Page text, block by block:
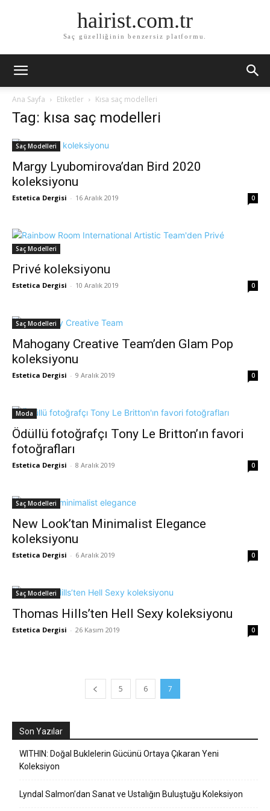
hairist.com.tr
Saç güzelliğinin benzersiz platformu.
Ana Sayfa Etiketler Kısa saç modelleri
Tag: kısa saç modelleri
Saç Modelleri
Margy Lyubomirova’dan Bird 2020
koleksiyonu
Estetica Dergisi - 16 Aralık 2019 0
Saç Modelleri
Privé koleksiyonu
Estetica Dergisi - 10 Aralık 2019 0
Saç Modelleri
Mahogany Creative Team’den Glam Pop
koleksiyonu
Estetica Dergisi - 9 Aralık 2019 0
Moda
Ödüllü fotoğrafçı Tony Le Britton’ın favori
fotoğrafları
Estetica Dergisi - 8 Aralık 2019 0
Saç Modelleri
New Look’tan Minimalist Elegance
koleksiyonu
Estetica Dergisi - 6 Aralık 2019 0
Saç Modelleri
Thomas Hills’ten Hell Sexy koleksiyonu
Estetica Dergisi - 26 Kasım 2019 0
5 6 7
Son Yazılar
WITHIN: Doğal Buklelerin Gücünü Ortaya Çıkaran Yeni
Koleksiyon
Lyndal Salmon’dan Sanat ve Ustalığın Buluştuğu Koleksiyon